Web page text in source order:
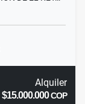
Alquiler
$15.000.000COP